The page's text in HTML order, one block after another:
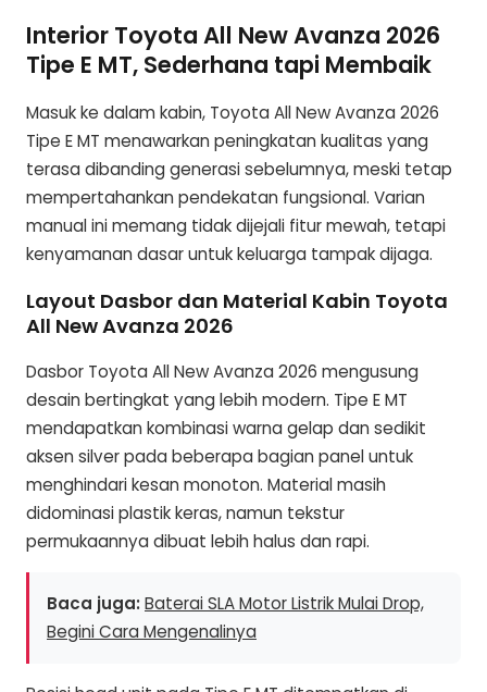
Interior Toyota All New Avanza 2026
Tipe E MT, Sederhana tapi Membaik
Masuk ke dalam kabin, Toyota All New Avanza 2026
Tipe E MT menawarkan peningkatan kualitas yang
terasa dibanding generasi sebelumnya, meski tetap
mempertahankan pendekatan fungsional. Varian
manual ini memang tidak dijejali fitur mewah, tetapi
kenyamanan dasar untuk keluarga tampak dijaga.
Layout Dasbor dan Material Kabin Toyota
All New Avanza 2026
Dasbor Toyota All New Avanza 2026 mengusung
desain bertingkat yang lebih modern. Tipe E MT
mendapatkan kombinasi warna gelap dan sedikit
aksen silver pada beberapa bagian panel untuk
menghindari kesan monoton. Material masih
didominasi plastik keras, namun tekstur
permukaannya dibuat lebih halus dan rapi.
Baca juga:Baterai SLA Motor Listrik Mulai Drop,
Begini Cara Mengenalinya